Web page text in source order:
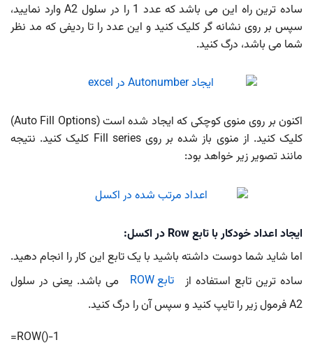
ساده ترین راه این می باشد که عدد 1 را در سلول A2 وارد نمایید،
سپس بر روی نشانه گر کلیک کنید و این عدد را تا ردیفی که مد نظر
شما می باشد، درگ کنید.
اکنون بر روی منوی کوچکی که ایجاد شده است (Auto Fill Options)
کلیک کنید. از منوی باز شده بر روی Fill series کلیک کنید. نتیجه
مانند تصویر زیر خواهد بود:
ایجاد اعداد خودکار با تابع Row در اکسل:
اما شاید شما دوست داشته باشید با یک تابع این کار را انجام دهید.
ساده ترین تابع استفاده از
تابع ROW
می باشد. یعنی در سلول
A2 فرمول زیر را تایپ کنید و سپس آن را درگ کنید.
=ROW()-1